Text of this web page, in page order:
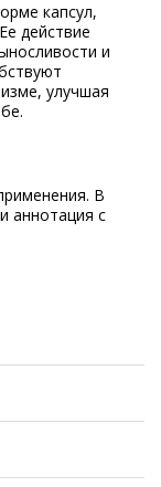
капсул,
действие
и
улучшая
В
аннотация с